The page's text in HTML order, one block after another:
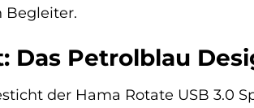
Begleiter.
Das Petrolblau
der Hama Rotate USB 3.0